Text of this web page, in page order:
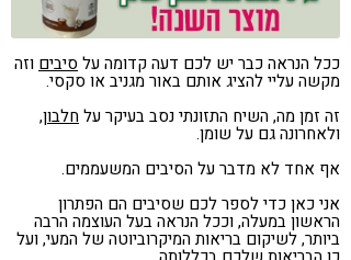
ככל הנראה כבר יש לכם דעה קדומה על סיבים וזה
מקשה עליי להציג אותם באור מגניב או סקסי.
זה זמן מה, השיח התזונתי נסב בעיקר על חלבון,
ולאחרונה גם על שומן.
אף אחד לא מדבר על הסיבים המשעממים.
אני כאן כדי לספר לכם שסיבים הם הפתרון
הראשון במעלה, וככל הנראה בעל העוצמה הרבה
ביותר, לשיקום בריאות המיקרוביוטה של המעי, ועל